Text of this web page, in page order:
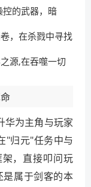
控的武器，暗
，在杀戮中寻找
源,在吞噬一切
华为主角与玩家
"归元"任务中与
，直接叩问玩
属于剑客的本